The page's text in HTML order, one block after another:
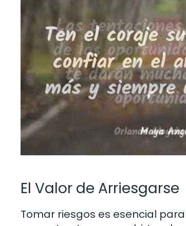
El Valor de Arriesgarse
Tomar riesgos es esencial